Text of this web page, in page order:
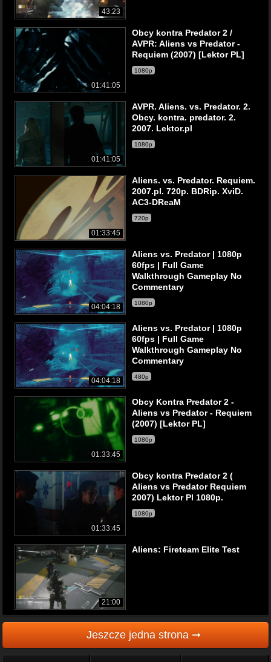
43:23
01:41:05
Obcy kontra Predator 2 /
AVPR: Aliens vs Predator -
Requiem (2007) [Lektor PL]
1080p
01:41:05
AVPR. Aliens. vs. Predator. 2.
Obcy. kontra. predator. 2.
2007. Lektor.pl
1080p
01:33:45
Aliens. vs. Predator. Requiem.
2007.pl. 720p. BDRip. XviD.
AC3-DReaM
720p
04:04:18
Aliens vs. Predator | 1080p
60fps | Full Game
Walkthrough Gameplay No
Commentary
1080p
04:04:18
Aliens vs. Predator | 1080p
60fps | Full Game
Walkthrough Gameplay No
Commentary
480p
01:33:45
Obcy Kontra Predator 2 -
Aliens vs Predator - Requiem
(2007) [Lektor PL]
1080p
01:33:45
Obcy kontra Predator 2 (
Aliens vs Predator Requiem
2007) Lektor Pl 1080p.
1080p
21:00
Aliens: Fireteam Elite Test
Jeszcze jedna strona ➞